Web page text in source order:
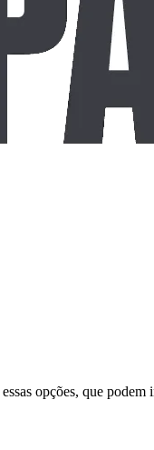
opções, que podem